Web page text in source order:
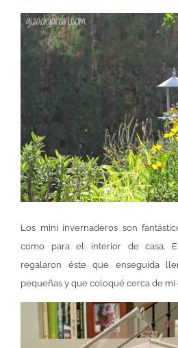
Los mini invernaderos son
como para el interior de casa.
regalaron éste que enseguida
pequeñas y que coloqué cerca de